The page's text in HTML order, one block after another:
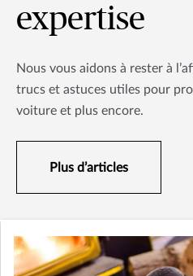
expertise
Nous vous aidons à rester à
trucs et astuces utiles pour
voiture et plus encore.
Plus d’articles